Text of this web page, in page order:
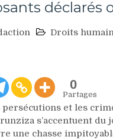
déclarés
Droits
0
Partages
et les
s’accentuent du
une chasse